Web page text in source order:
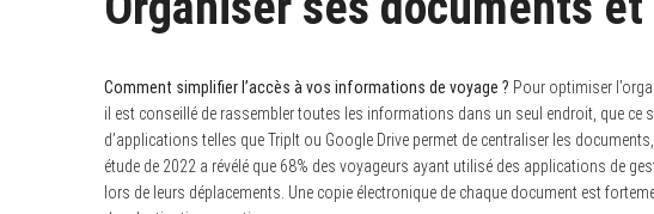
Comment simplifier l’accès à vos informations de voyage ? Pour optimiser
il est conseillé de rassembler toutes les informations dans un seul endroit, que
d’applications telles que TripIt ou Google Drive permet de centraliser les
étude de 2022 a révélé que 68% des voyageurs ayant utilisé des applications de
lors de leurs déplacements. Une copie électronique de chaque document est